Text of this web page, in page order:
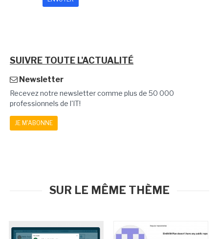
SUIVRE TOUTE L'ACTUALITÉ
Newsletter
Recevez notre newsletter comme plus de 50 000
professionnels de l'IT!
JE M'ABONNE
SUR LE MÊME THÈME